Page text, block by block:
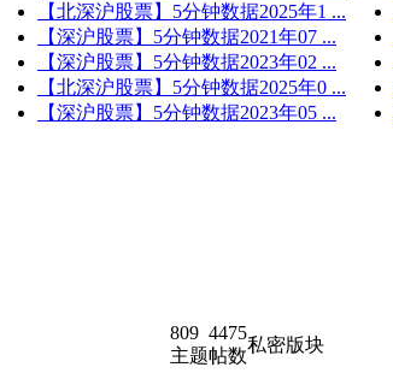
【北深沪股票】5分钟数据2025年1 ...
【深沪股票】5分钟数据2021年07 ...
【深沪股票】5分钟数据2023年02 ...
【北深沪股票】5分钟数据2025年0 ...
【深沪股票】5分钟数据2023年05 ...
809
主题
4475
帖数
私密版块